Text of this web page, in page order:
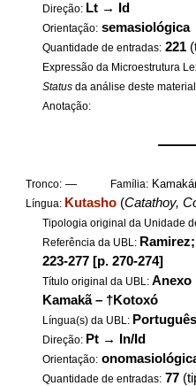
Direção: Lt → Id
Orientação: semasiológica
Quantidade de entradas: 221
Expressão da Microestrutura
Status da análise deste
Anotação:
Tronco: — Família:
Língua: Kutasho (Catathoy,
Tipologia original da Unidade
Referência da UBL:
223-277 [p. 270-274]
Título original da UBL:Anexo
Kamakã – †Kotoxó
Língua(s) da UBL:
Direção: Pt → In/Id
Orientação:
Quantidade de entradas: 77